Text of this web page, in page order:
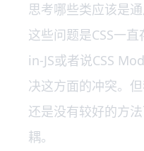
思考哪些类应该是
这些问题是CSS一
in-JS或者说CSS
决这方面的冲突。
还是没有较好的方
耦。